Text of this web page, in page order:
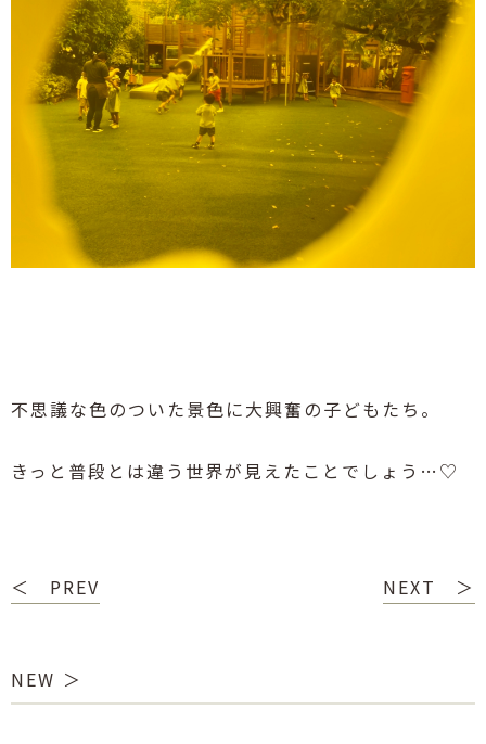
不思議な色のついた景色に大興奮の子どもたち。
きっと普段とは違う世界が見えたことでしょう …♡
＜ PREV NEXT ＞
NEW